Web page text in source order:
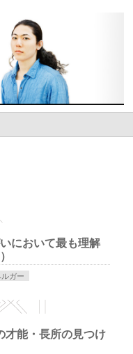
において最も理解
ガー
才能・長所の見つけ